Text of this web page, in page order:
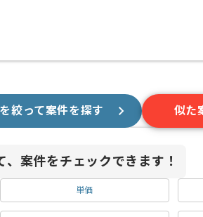
絞って案件を探す 似た
案件をチェックできます！
単価